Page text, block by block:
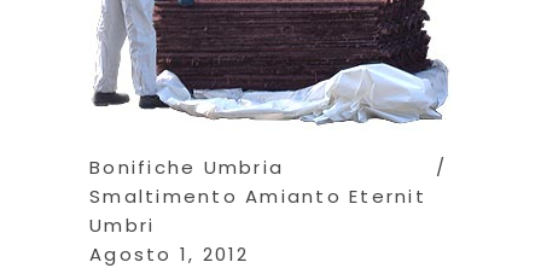
Bonifiche Umbria
Smaltimento Amianto Eternit
Umbri
Agosto 1, 2012